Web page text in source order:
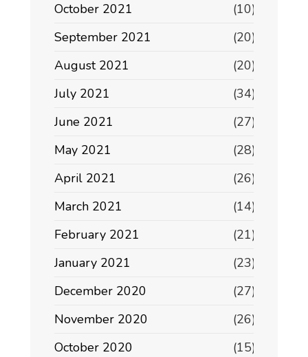
October 2021
(10)
September 2021
(20)
August 2021
(20)
July 2021
(34)
June 2021
(27)
May 2021
(28)
April 2021
(26)
March 2021
(14)
February 2021
(21)
January 2021
(23)
December 2020
(27)
November 2020
(26)
October 2020
(15)